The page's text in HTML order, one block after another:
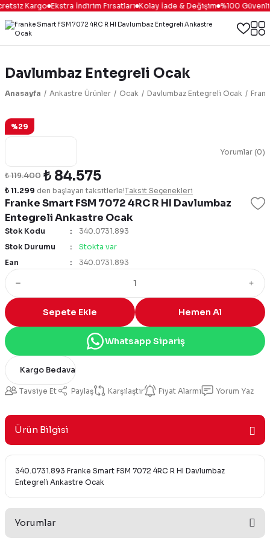
Kargo Ekstra İndirim Fırsatları Kolay İade & Değişim %100 Güvenli
Davlumbaz Entegreli Ocak
Anasayfa Ankastre Ürünler Ocak Davlumbaz Entegreli Ocak
%29
Yorumlar (0)
Franke Smart FSM 7072 4RC R HI Davlumbaz
Entegreli Ankastre Ocak
₺ 119.400 ₺ 84.575
₺ 11.299 den başlayan taksitlerle!Taksit Seçenekleri
Stok Kodu
340.0731.893
Stok Durumu
Stokta var
Ean
340.0731.893
Sepete Ekle Hemen Al
Whatsapp Sipariş
Kargo Bedava
Tavsiye Et Paylaş Karşılaştır Fiyat Alarmı Yorum Yaz
Ürün Bilgisi
340.0731.893 Franke Smart FSM 7072 4RC R HI Davlumbaz
Entegreli Ankastre Ocak
Yorumlar